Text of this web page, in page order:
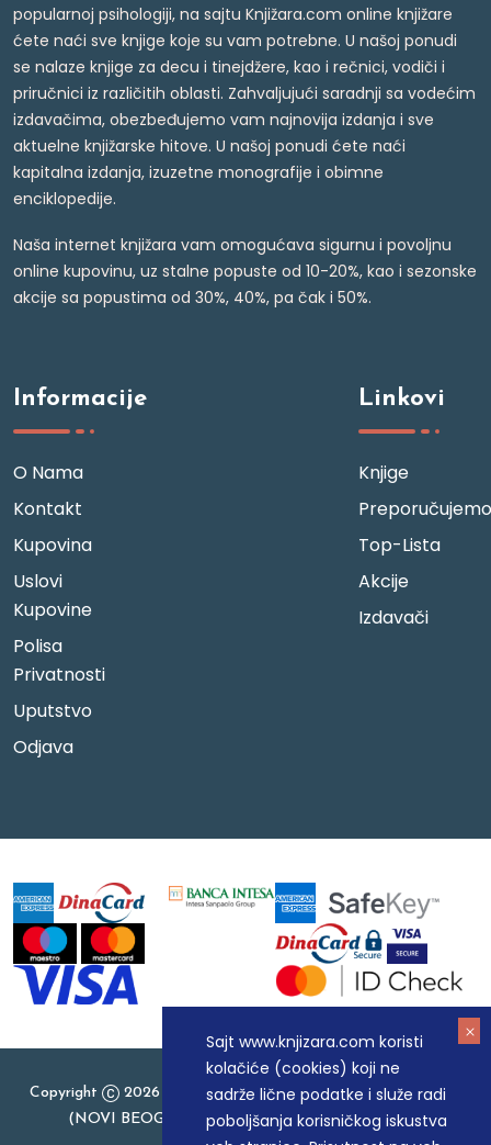
Sajt www.knjizara.com koristi
kolačiće (cookies) koji ne
sadrže lične podatke i služe radi
poboljšanja korisničkog iskustva
popularnoj psihologiji, na sajtu Knjižara.com online knjižare
ćete naći sve knjige koje su vam potrebne. U našoj ponudi
se nalaze knjige za decu i tinejdžere, kao i rečnici, vodiči i
priručnici iz različitih oblasti. Zahvaljujući saradnji sa vodećim
izdavačima, obezbeđujemo vam najnovija izdanja i sve
aktuelne knjižarske hitove. U našoj ponudi ćete naći
kapitalna izdanja, izuzetne monografije i obimne
enciklopedije.
Naša internet knjižara vam omogućava sigurnu i povoljnu
online kupovinu, uz stalne popuste od 10-20%, kao i sezonske
akcije sa popustima od 30%, 40%, pa čak i 50%.
Informacije
O Nama
Kontakt
Kupovina
Uslovi
Kupovine
Polisa
Privatnosti
Uputstvo
Odjava
Linkovi
Knjige
Preporučujemo
Top-Lista
Akcije
Izdavači
Copyright
2026 Knjizara.com - MAKART DOO BEOGRAD
(NOVI BEOGRAD), PIB: 105184104, MB: 20337524